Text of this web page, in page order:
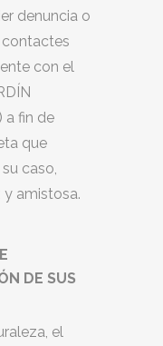
denuncia o
contactes
con el
a fin de
que
caso,
y amistosa.
DE SUS
el